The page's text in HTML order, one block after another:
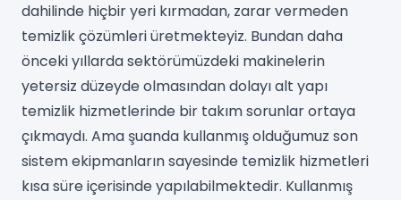
dahilinde hiçbir yeri kırmadan, zarar vermeden
temizlik çözümleri üretmekteyiz. Bundan daha
önceki yıllarda sektörümüzdeki makinelerin
yetersiz düzeyde olmasından dolayı alt yapı
temizlik hizmetlerinde bir takım sorunlar ortaya
çıkmaydı. Ama şuanda kullanmış olduğumuz son
sistem ekipmanların sayesinde temizlik hizmetleri
kısa süre içerisinde yapılabilmektedir. Kullanmış